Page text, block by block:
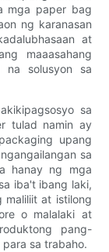
mga paper bag
ng karanasan
at
maaasahang
na solusyon sa
sa
tulad namin ay
upang
sa
hanay ng mga
iba't ibang laki,
maliliit at istilong
o malalaki at
pang-
sa trabaho.